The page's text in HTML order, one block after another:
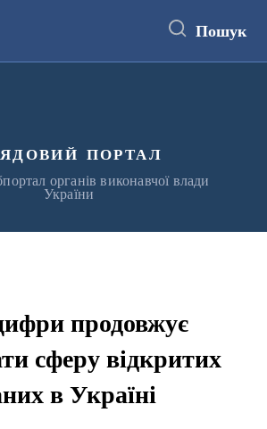
Пошук
портал
органів виконавчої влади
України
продовжує
сферу відкритих
в Україні